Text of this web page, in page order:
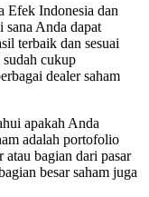
Efek Indonesia dan
sana Anda dapat
terbaik dan sesuai
cukup
dealer saham
apakah Anda
adalah portofolio
bagian dari pasar
besar saham juga